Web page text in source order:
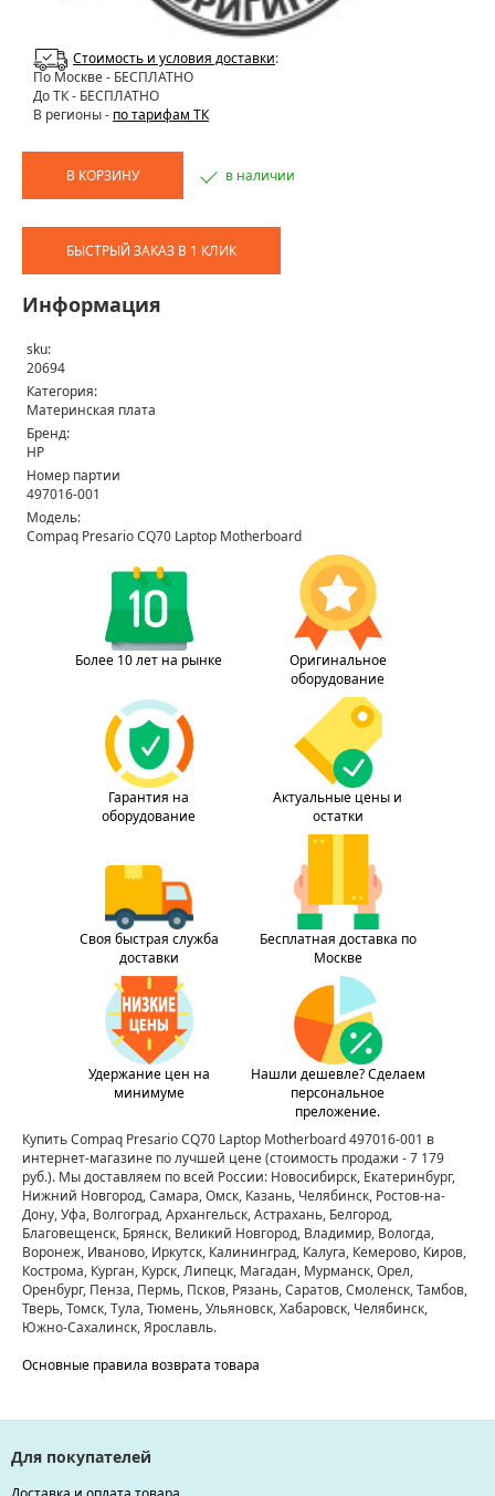
Стоимость и условия доставки:
По Москве- БЕСПЛАТНО
До ТК - БЕСПЛАТНО
В регионы - по тарифам ТК
В КОРЗИНУ в наличии
БЫСТРЫЙ ЗАКАЗ В 1 КЛИК
Информация
sku:
20694
Категория:
Материнская плата
Бренд:
HP
Номер партии
497016-001
Модель:
Compaq Presario CQ70 Laptop Motherboard
Более 10 лет на рынке
Оригинальное
оборудование
Гарантия на
оборудование
Актуальные цены и
остатки
Своя быстрая служба
доставки
Бесплатная доставка по
Москве
Удержание цен на
минимуме
Нашли дешевле? Сделаем
персональное
преложение.
Купить Compaq Presario CQ70 Laptop Motherboard 497016-001 в
интернет-магазине по лучшей цене(стоимость продажи - 7 179
руб.). Мы доставляем по всей России: Новосибирск, Екатеринбург,
Нижний Новгород, Самара, Омск, Казань, Челябинск, Ростов-на-
Дону, Уфа, Волгоград, Архангельск, Астрахань, Белгород,
Благовещенск, Брянск, Великий Новгород, Владимир, Вологда,
Воронеж, Иваново, Иркутск, Калининград, Калуга, Кемерово, Киров,
Кострома, Курган, Курск, Липецк, Магадан, Мурманск, Орел,
Оренбург, Пенза, Пермь, Псков, Рязань, Саратов, Смоленск, Тамбов,
Тверь, Томск, Тула, Тюмень, Ульяновск, Хабаровск, Челябинск,
Южно-Сахалинск, Ярославль.
Основные правила возврата товара
Для покупателей